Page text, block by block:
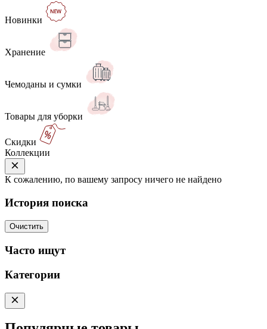
Новинки
Хранение
Чемоданы и сумки
Товары для уборки
Скидки
Коллекции
К сожалению, по вашему запросу ничего не найдено
История поиска
Очистить
Часто ищут
Категории